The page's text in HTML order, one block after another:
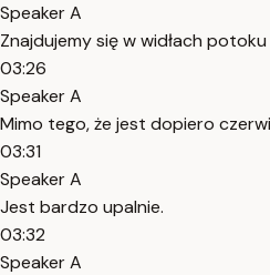
Speaker A
Znajdujemy się w widłach
03:26
Speaker A
Mimo tego, że jest dopiero
03:31
Speaker A
Jest bardzo upalnie.
03:32
Speaker A